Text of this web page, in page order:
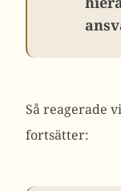
Så reagerade
fortsätter: